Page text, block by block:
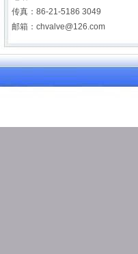
传真：86-21-5186 3049
邮箱： chvalve@126.com